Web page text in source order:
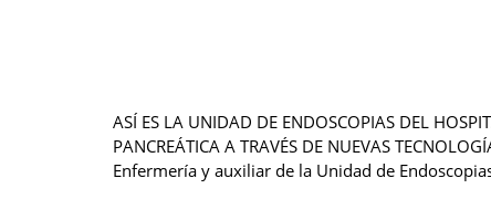
ASÍ ES LA UNIDAD DE ENDOSCOPIAS DEL
PANCREÁTICA A TRAVÉS DE NUEVAS
Enfermería y auxiliar de la Unidad de